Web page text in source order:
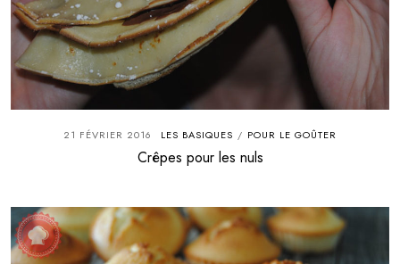
21 FÉVRIER 2016 LES BASIQUES / POUR LE GOÛTER
Crêpes pour les nuls